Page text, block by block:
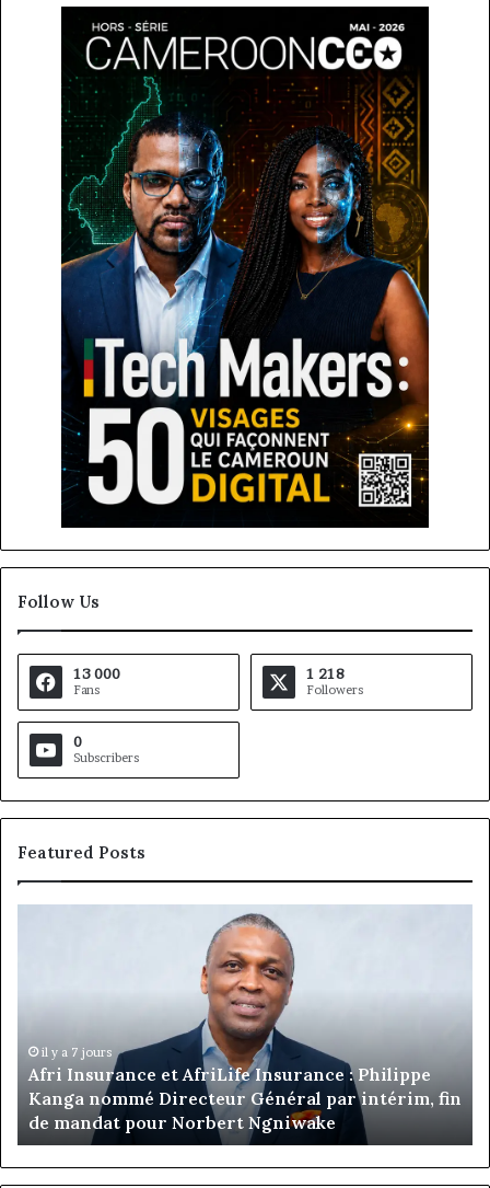
Follow Us
13 000
Fans
1 218
Followers
0
Subscribers
Featured Posts
: Philippe
par intérim, fin
Marcelle
Monkam
Siayojie
prend
commandes
Jumia
Maroc
il y a 4 heures
Marcelle Monkam Siayojie prend
de Jumia Maroc